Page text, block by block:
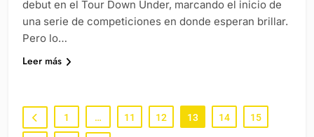
debut en el Tour Down Under, marcando el inicio de
una serie de competiciones en donde esperan brillar.
Pero lo…
Leer más
1 … 11 12 13 14 15